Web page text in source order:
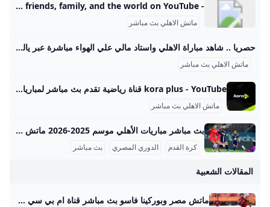
- YouTube Enjoy the videos and music you love, upload original content, and share it all with friends, family, and the world on YouTube.
ماتش الاهلي بث مباشر
حصريا .. شاهد مباراة الاهلي واستاد مالي علي الهواء مباشرة عبر ياللاكورة يلاكورة اعضاء وزوار Yallakora.com الكرام، يسعد الموقع ان يبلغكم بأنه حصل بشكل حصري علي حقوق بث ونقل لقائي الاهلي والزمالك في دوري ابطال افريقيا علي الهواء مباشرة. مباريات الغد 06:11 م 14/05/2012 حصريا .. شاهد مباراة الاهلي واستاد مالي علي الهواء مباشرة عبر ياللاكورة تابعنا على كتب - فريق عمل ياللاكورة:اعضاء وزوار Yallakora.com الكرام، يسعد الموقع ان يبلغكم بأنه حصل بشكل حصري علي حقوق بث ونقل لقاء الأهلي واستاد مالي في دوري ابطال افريقيا علي الهواء مباشرة.
ماتش الاهلي بث مباشر
kora plus - YouTube قناة رياضية تقدم بث مباشر لمباريات الدوري وكأس مصر.. ومتابعة الأخبار الحصرية.. وبرامج متنوعة
ماتش الاهلي بث مباشر
بث مباشر مباريات الأهلي موسم 2025-2026 ماتش الأهلي بث مباشر هو حدث رياضي أساسي لعشاق كرة القدم في مصر والوطن العربي، حيث يحظى الفريق الجماهيري الكبير بتغطية إعلامية واهتمام واسع، خصوصًا في موسم 2025-2026 من الدوري المصري الممتاز. تتسم مباريات الأهلي هذا الموسم بالتنافسية والجدية بعد بداية متذبذبة كما يظهر من وضعيته الحالية في جدول الترتيب، حيث يسعى الفريق لاستعادة مستواه المتميز. مواعيد مباريات الأهلي تفصيليًا وفقًا لجدول مباريات الأهلي المعتمد من رابطة الأندية المصرية المحترفة، كان آخر لقاء جماهيري للأهلي في الدوري يوم 14 سبتمبر 2025 ضد إنبي على ملعب المقاولون العرب، في مباراة أقيمت ضمن الجولة السادسة.
كرة القدم الدوري المصري بث مباشر
المقالات الشعبية
ماتش مصر وبوركينا فاسو بث مباشر قناة ام بي سي مصر 2 من الممكن مشاهدة مباراة بوركينا فاسو ضد مصر بث مباشر اليوم عبر قنوات SSC السعودية وقنوات أون سبورت المصرية وقناة MBC MASR 2، وأيضًا عن طريق البث المباشر ماتش مصر وبوركينا فاسو بث مباشر قناة ام بي سي مصر 2 Published 16 ساعة agoon 2025-09-09By تركيا اليوموتقام المباراة على ملعب 4 أغسطس بالعاصمة واجادوجو، حيث يسعى الفراعنة إلى تحقيق الفوز وخطف بطاقة التأهل المباشر إلى النهائيات قبل جولتين من نهاية التصفيات، إذ سيرفع الانتصار رصيد المنتخب إلى 22 نقطة تضمن له العبور دون انتظار بقية النتائج.